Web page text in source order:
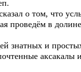
о том, что
проведём в
знатных и
аксакалы